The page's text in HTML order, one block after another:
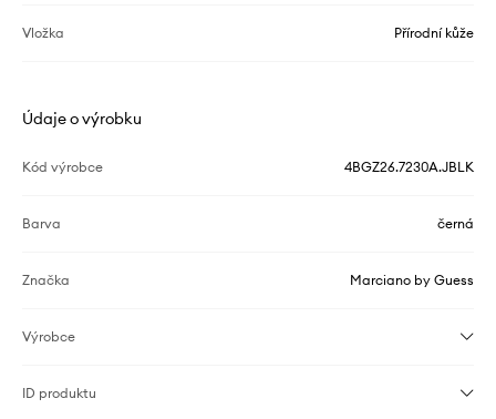
Vložka Přírodní kůže
Údaje o výrobku
Kód výrobce 4BGZ26.7230A.JBLK
Barva černá
Značka Marciano by Guess
Výrobce
ID produktu